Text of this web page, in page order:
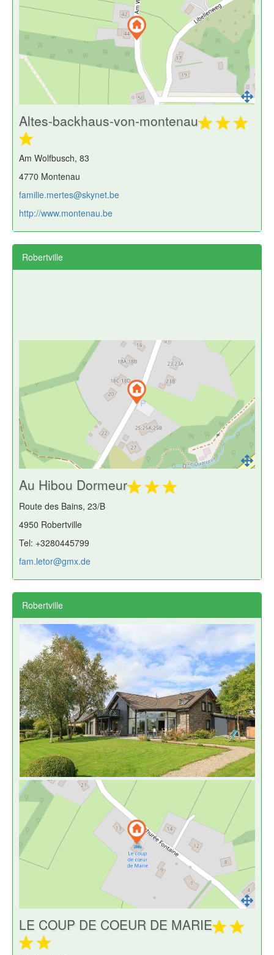
Altes-backhaus-von-montenau
Am Wolfbusch, 83
4770 Montenau
familie.mertes@skynet.be
http://www.montenau.be
Robertville
Au Hibou Dormeur
Route des Bains, 23/B
4950 Robertville
Tel: +3280445799
fam.letor@gmx.de
Robertville
LE COUP DE COEUR DE MARIE